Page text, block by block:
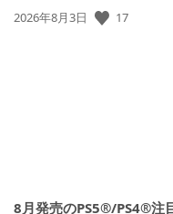
公
2026年8月3日 17
8月発売のPS5®/PS4®注